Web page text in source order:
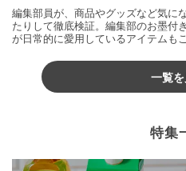
編集部員が、商品やグッズなど気に
たりして徹底検証。編集部のお墨付
が日常的に愛用しているアイテムも
一覧
特集